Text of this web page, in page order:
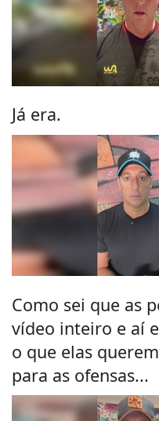
Já era.
Como sei que as
vídeo inteiro e aí
o que elas
para as ofensas...